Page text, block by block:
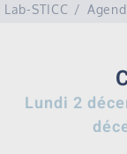
Lab-STICC
Lundi 2